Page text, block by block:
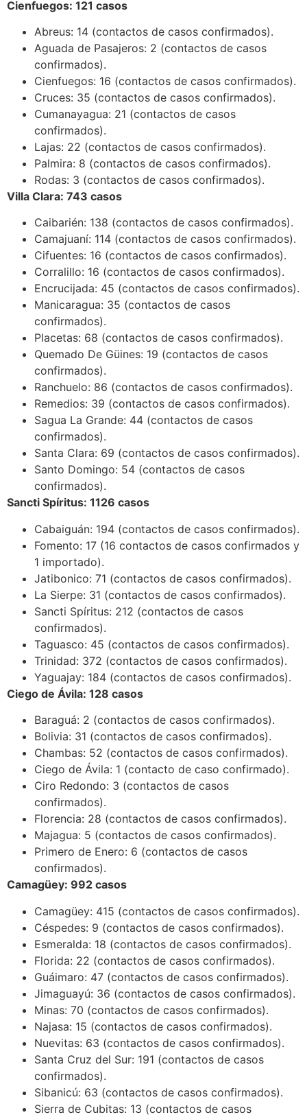
Cienfuegos: 121 casos
Abreus: 14 (contactos de casos confirmados).
Aguada de Pasajeros: 2 (contactos de casos
confirmados).
Cienfuegos: 16 (contactos de casos confirmados).
Cruces: 35 (contactos de casos confirmados).
Cumanayagua: 21 (contactos de casos
confirmados).
Lajas: 22 (contactos de casos confirmados).
Palmira: 8 (contactos de casos confirmados).
Rodas: 3 (contactos de casos confirmados).
Villa Clara: 743 casos
Caibarién: 138 (contactos de casos confirmados).
Camajuaní: 114 (contactos de casos confirmados).
Cifuentes: 16 (contactos de casos confirmados).
Corralillo: 16 (contactos de casos confirmados).
Encrucijada: 45 (contactos de casos confirmados).
Manicaragua: 35 (contactos de casos
confirmados).
Placetas: 68 (contactos de casos confirmados).
Quemado De Güines: 19 (contactos de casos
confirmados).
Ranchuelo: 86 (contactos de casos confirmados).
Remedios: 39 (contactos de casos confirmados).
Sagua La Grande: 44 (contactos de casos
confirmados).
Santa Clara: 69 (contactos de casos confirmados).
Santo Domingo: 54 (contactos de casos
confirmados).
Sancti Spíritus: 1126 casos
Cabaiguán: 194 (contactos de casos confirmados).
Fomento: 17 (16 contactos de casos confirmados y
1 importado).
Jatibonico: 71 (contactos de casos confirmados).
La Sierpe: 31 (contactos de casos confirmados).
Sancti Spíritus: 212 (contactos de casos
confirmados).
Taguasco: 45 (contactos de casos confirmados).
Trinidad: 372 (contactos de casos confirmados).
Yaguajay: 184 (contactos de casos confirmados).
Ciego de Ávila: 128 casos
Baraguá: 2 (contactos de casos confirmados).
Bolivia: 31 (contactos de casos confirmados).
Chambas: 52 (contactos de casos confirmados).
Ciego de Ávila: 1 (contacto de caso confirmado).
Ciro Redondo: 3 (contactos de casos
confirmados).
Florencia: 28 (contactos de casos confirmados).
Majagua: 5 (contactos de casos confirmados).
Primero de Enero: 6 (contactos de casos
confirmados).
Camagüey: 992 casos
Camagüey: 415 (contactos de casos confirmados).
Céspedes: 9 (contactos de casos confirmados).
Esmeralda: 18 (contactos de casos confirmados).
Florida: 22 (contactos de casos confirmados).
Guáimaro: 47 (contactos de casos confirmados).
Jimaguayú: 36 (contactos de casos confirmados).
Minas: 70 (contactos de casos confirmados).
Najasa: 15 (contactos de casos confirmados).
Nuevitas: 63 (contactos de casos confirmados).
Santa Cruz del Sur: 191 (contactos de casos
confirmados).
Sibanicú: 63 (contactos de casos confirmados).
Sierra de Cubitas: 13 (contactos de casos